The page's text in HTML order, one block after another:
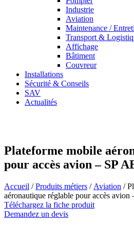
Industrie
Aviation
Maintenance /
Transport &
Affichage
Bâtiment
Couvreur
Installations
Sécurité & Conseils
SAV
Actualités
Plateforme mobile
pour accès avion – SP
Accueil /Produits métiers / Aviation /
aéronautique réglable pour accès avion
Téléchargez la fiche produit
Demandez un devis